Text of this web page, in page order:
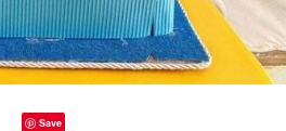
Save